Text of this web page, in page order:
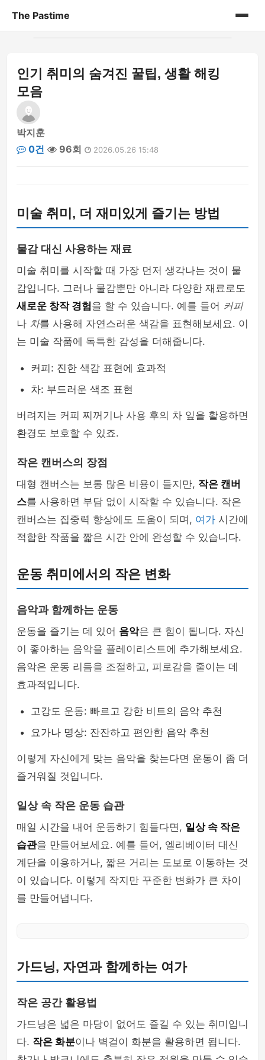
The Pastime
게시판
인기 취미의 숨겨진 꿀팁, 생활 해킹
모음
박지훈
0건
96회 2026.05.26 15:48
미술 취미, 더 재미있게 즐기는 방법
물감 대신 사용하는 재료
미술 취미를 시작할 때 가장 먼저 생각나는 것이 물
감입니다. 그러나 물감뿐만 아니라 다양한 재료로도
새로운 창작 경험을 할 수 있습니다. 예를 들어 커피
나 차를 사용해 자연스러운 색감을 표현해보세요. 이
는 미술 작품에 독특한 감성을 더해줍니다.
커피: 진한 색감 표현에 효과적
차: 부드러운 색조 표현
버려지는 커피 찌꺼기나 사용 후의 차 잎을 활용하면
환경도 보호할 수 있죠.
작은 캔버스의 장점
대형 캔버스는 보통 많은 비용이 들지만, 작은 캔버
스를 사용하면 부담 없이 시작할 수 있습니다. 작은
캔버스는 집중력 향상에도 도움이 되며, 여가 시간에
적합한 작품을 짧은 시간 안에 완성할 수 있습니다.
운동 취미에서의 작은 변화
음악과 함께하는 운동
운동을 즐기는 데 있어 음악은 큰 힘이 됩니다. 자신
이 좋아하는 음악을 플레이리스트에 추가해보세요.
음악은 운동 리듬을 조절하고, 피로감을 줄이는 데
효과적입니다.
고강도 운동: 빠르고 강한 비트의 음악 추천
요가나 명상: 잔잔하고 편안한 음악 추천
이렇게 자신에게 맞는 음악을 찾는다면 운동이 좀 더
즐거워질 것입니다.
일상 속 작은 운동 습관
매일 시간을 내어 운동하기 힘들다면, 일상 속 작은
습관을 만들어보세요. 예를 들어, 엘리베이터 대신
계단을 이용하거나, 짧은 거리는 도보로 이동하는 것
이 있습니다. 이렇게 작지만 꾸준한 변화가 큰 차이
를 만들어냅니다.
가드닝, 자연과 함께하는 여가
작은 공간 활용법
가드닝은 넓은 마당이 없어도 즐길 수 있는 취미입니
다. 작은 화분이나 벽걸이 화분을 활용하면 됩니다.